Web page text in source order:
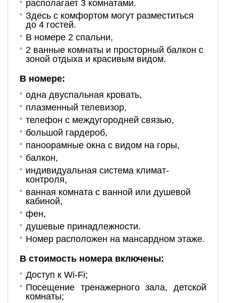
располагает 3 комнатами.
Здесь с комфортом могут разместиться
до 4 гостей.
В номере 2 спальни,
2 ванные комнаты и просторный балкон с
зоной отдыха и красивым видом.
В номере:
одна двуспальная кровать,
плазменный телевизор,
телефон с междугородней связью,
большой гардероб,
паноорамные окна с видом на горы,
балкон,
индивидуальная система климат-
контроля,
ванная комната с ванной или душевой
кабиной,
фен,
душевые принадлежности.
Номер расположен на мансардном этаже.
В стоимость номера включены:
Доступ к Wi-Fi;
Посещение тренажерного зала, детской
комнаты;